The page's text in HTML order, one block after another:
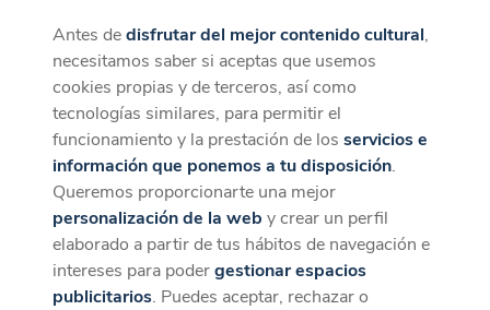
CaixaForum+
La mejor experiencia desde la App
Descargar
Antes dedisfrutar del mejor contenido cultural,
necesitamos saber si aceptas que usemos
cookies propias y de terceros, así como
tecnologías similares, para permitir el
funcionamiento y la prestación de losservicios e
información que ponemos a tu disposición.
Queremos proporcionarte una mejor
personalización de la web y crear un perfil
elaborado a partir de tus hábitos de navegación e
intereses para podergestionar espacios
publicitarios. Puedes aceptar, rechazar o